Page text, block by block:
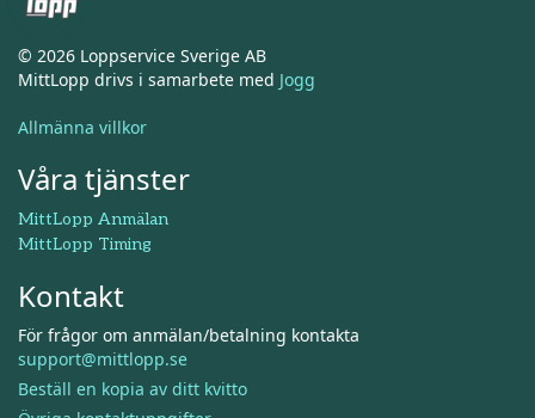
© 2026 Loppservice Sverige AB
MittLopp drivs i samarbete med Jogg
Allmänna villkor
Våra tjänster
MittLopp Anmälan
MittLopp Timing
Kontakt
För frågor om anmälan/betalning kontakta
support@mittlopp.se
Beställ en kopia av ditt kvitto